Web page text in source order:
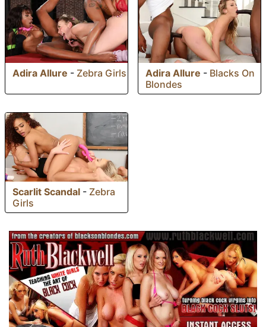
Adira Allure - Zebra Girls Adira Allure - Blacks On
Blondes
Scarlit Scandal - Zebra
Girls